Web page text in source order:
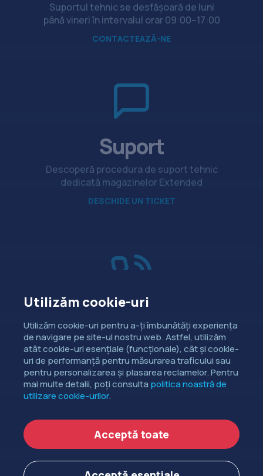
Suportul tehnic se desfășoară de luni
până vineri în intervalul orar 09:00–17:00
CONTACTEAZĂ-NE
Suport
Descoperă procedura de suport tehnic
dedicată magazinelor Extended
DESCHIDE UN TICKET
Vânzări
Dorești să intri în contact cu
departamentul de relații comerciale?
CONTACTEAZĂ-NE
Copyright ©EXTENDED DEV SRL2006-2026.
Politica de cookie-uri
Politica de confidențialitate
Utilizăm cookie-uri
Utilizăm cookie-uri pentru a-ți îmbunătăți experiența
de navigare pe site-ul nostru web. Astfel, utilizăm
atât cookie-uri esențiale (funcționale), cât și cookie-
uri de performanță pentru măsurarea traficului sau
pentru personalizarea și plasarea reclamelor. Pentru
mai multe detalii, poți consulta politica noastră de
utilizare cookie-urilor.
Acceptă toate